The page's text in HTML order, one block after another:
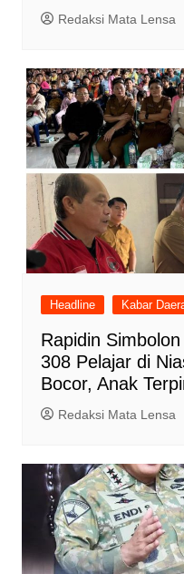
Redaksi Mata Lensa
Headline Kabar
Rapidin
308 Pelajar di
Bocor, Anak
Redaksi Mata Lensa